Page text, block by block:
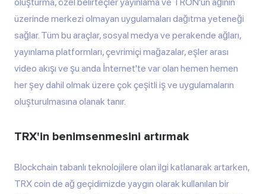
oluşturma, özel belirteçler yayınlama ve TRON'un ağının
üzerinde merkezi olmayan uygulamaları dağıtma yeteneği
sağlar. Tüm bu araçlar, sosyal medya ve perakende ağları,
yayınlama platformları, çevrimiçi mağazalar, eşler arası
video akışı ve şu anda İnternet'te var olan hemen hemen
her şey dahil olmak üzere çok çeşitli iş ve uygulamaların
oluşturulmasına olanak tanır.
TRX'in benimsenmesini artırmak
Blockchain tabanlı teknolojilere olan ilgi katlanarak artarken,
TRX coin de ağ geçidimizde yaygın olarak kullanılan bir